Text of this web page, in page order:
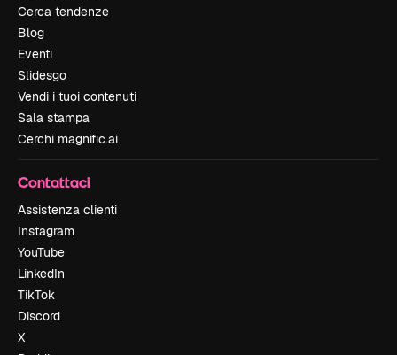
Cerca tendenze
Blog
Eventi
Slidesgo
Vendi i tuoi contenuti
Sala stampa
Cerchi magnific.ai
Contattaci
Assistenza clienti
Instagram
YouTube
LinkedIn
TikTok
Discord
X